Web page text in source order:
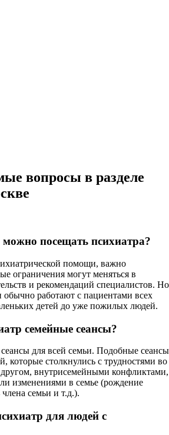
вопросы в разделе
можно посещать психиатра?
помощи, важно
ограничения могут меняться в
и рекомендаций специалистов. Но
работают с пациентами всех
детей до уже пожилых людей.
семейные сеансы?
для всей семьи. Подобные сеансы
которые столкнулись с трудностями во
другом, внутрисемейными конфликтами,
изменениями в семье (рождение
семьи и т.д.).
для людей с